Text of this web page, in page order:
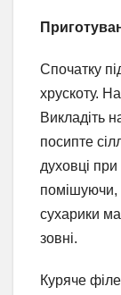
Спочатку
хрускоту.
Викладіть
посипте
духовці
помішуючи,
сухарики
зовні.
Куряче